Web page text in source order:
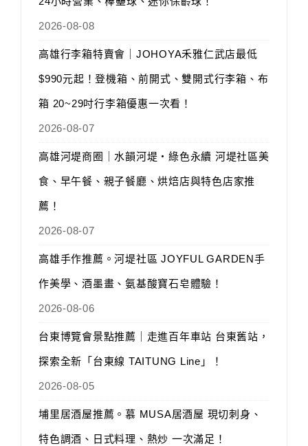
2026-08-08
高雄行李箱特賣會｜JOHOYA禾雅仁武店最低
$990元起！登機箱、前開式、雙開式行李箱、布
箱 20~29吋行李箱優惠一次看！
2026-08-07
高雄河堤商圈｜水韻河堤‧綠色永續 河堤社區美
食、早午餐、親子餐廳、烘焙店與特色店家推
薦！
2026-08-07
高雄手作推薦。河堤社區 JOYFUL GARDEN手
作美學、酒墨畫、氨基酸寶石皂體驗！
2026-08-06
台東博覽會景點推薦｜走進百年車站 台東舊站，
探索全新「台東線 TAITUNG Line」！
2026-08-05
埔里居酒屋推薦。慕 MUSA居酒屋 現切刺身、
特色調酒、日式料理、熱炒 一次滿足！